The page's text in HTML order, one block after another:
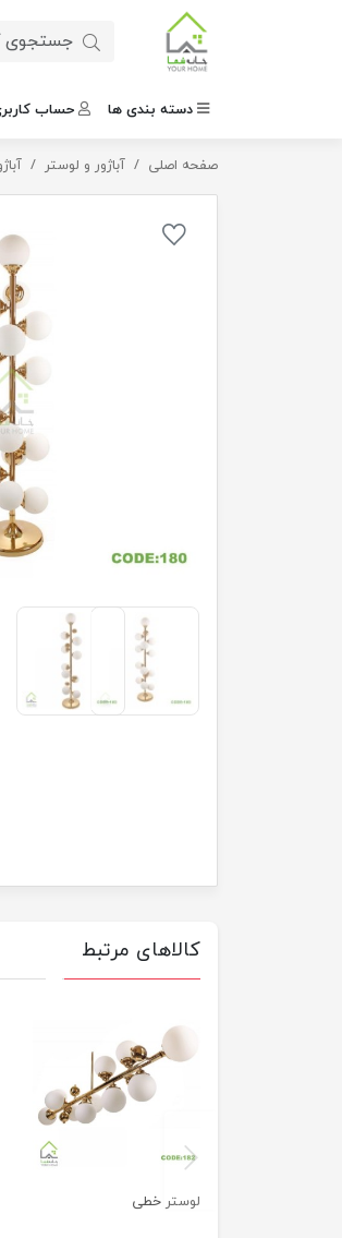
دسته بندی ها حساب
صفحه اصلی آباژور و لوستر
آباژور ایستاده مدل لونا
کالاهای مرتبط
لوستر خطی
previus